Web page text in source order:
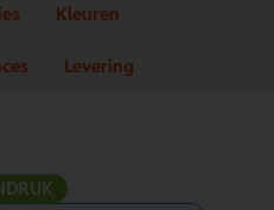
Kleuren
Levering